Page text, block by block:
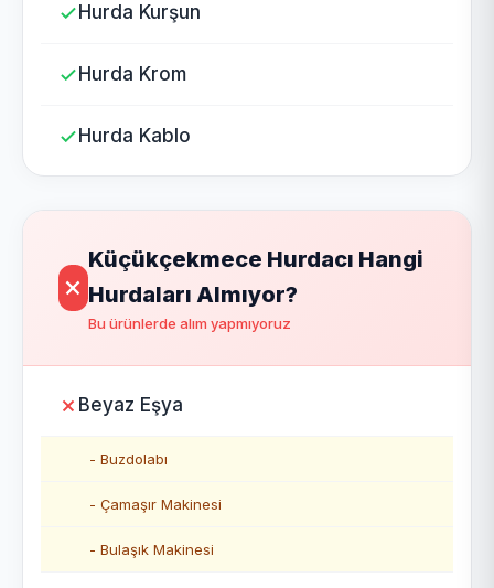
Hurda Kurşun
Hurda Krom
Hurda Kablo
Küçükçekmece Hurdacı Hangi
Hurdaları Almıyor?
Bu ürünlerde alım yapmıyoruz
Beyaz Eşya
- Buzdolabı
- Çamaşır Makinesi
- Bulaşık Makinesi